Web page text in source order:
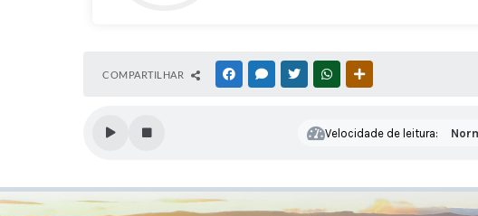
COMPARTILHAR FACEBOOKMESSENGER
TWITTERWHATSAPP
Velocidade de leitura: